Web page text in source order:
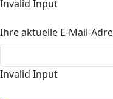
Invalid Input
Ihre aktuelle E-Mail-
Invalid Input